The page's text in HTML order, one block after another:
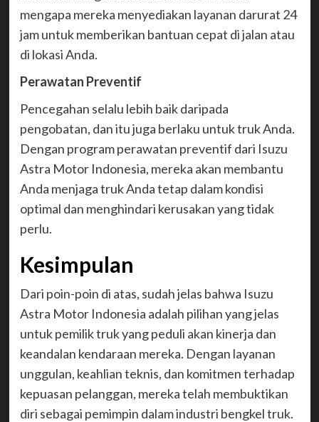
mengapa mereka menyediakan layanan darurat 24
jam untuk memberikan bantuan cepat di jalan atau
di lokasi Anda.
Perawatan Preventif
Pencegahan selalu lebih baik daripada
pengobatan, dan itu juga berlaku untuk truk Anda.
Dengan program perawatan preventif dari Isuzu
Astra Motor Indonesia, mereka akan membantu
Anda menjaga truk Anda tetap dalam kondisi
optimal dan menghindari kerusakan yang tidak
perlu.
Kesimpulan
Dari poin-poin di atas, sudah jelas bahwa Isuzu
Astra Motor Indonesia adalah pilihan yang jelas
untuk pemilik truk yang peduli akan kinerja dan
keandalan kendaraan mereka. Dengan layanan
unggulan, keahlian teknis, dan komitmen terhadap
kepuasan pelanggan, mereka telah membuktikan
diri sebagai pemimpin dalam industri bengkel truk.